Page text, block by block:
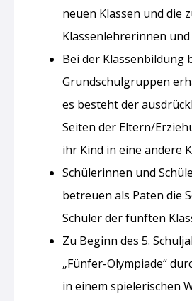
neuen Klassen und die
Klassenlehrerinnen
Bei der Klassenbildung
Grundschulgruppen
es besteht der
Seiten der Eltern/
ihr Kind in eine andere
Schülerinnen und
betreuen als Paten die
Schüler der fünften
Zu Beginn des 5.
„Fünfer-Olympiade“
in einem spielerischen